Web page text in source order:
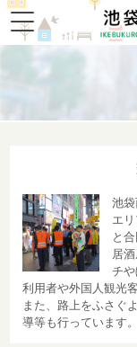
池
エ
と
居
チ
利用者や外国人観光
また、路上をふさぐ
導等も行っています。